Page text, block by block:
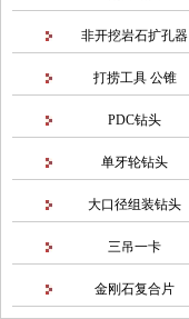
非开挖岩石扩孔器
打捞工具 公锥
PDC钻头
单牙轮钻头
大口径组装钻头
三吊一卡
金刚石复合片